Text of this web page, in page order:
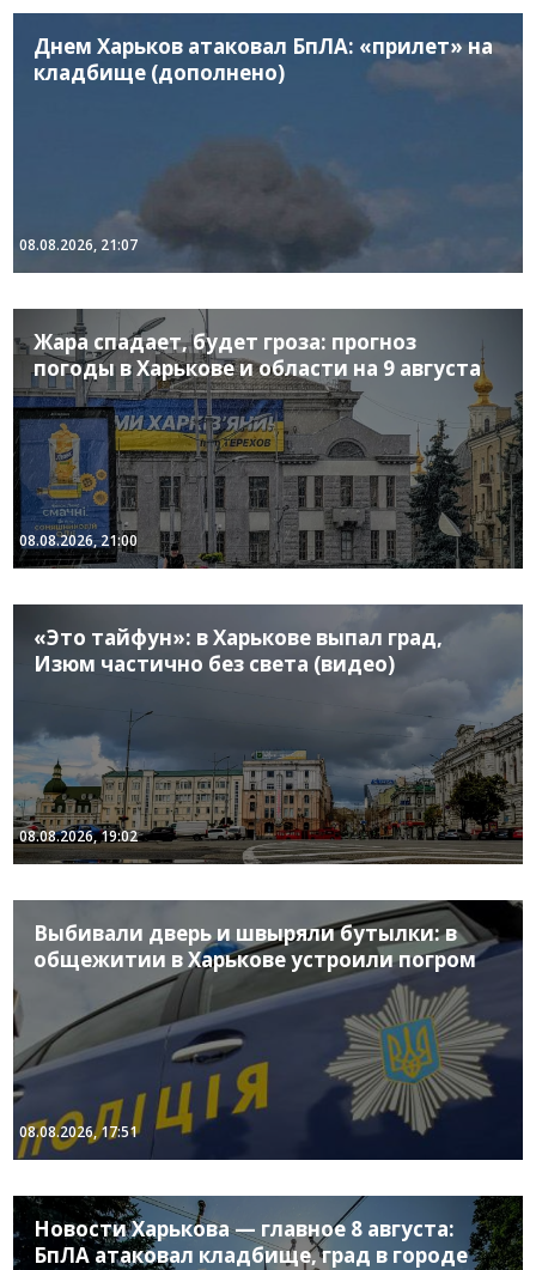
Днем Харьков атаковал БпЛА: «прилет» на
кладбище (дополнено)
08.08.2026, 21:07
Жара спадает, будет гроза: прогноз
погоды в Харькове и области на 9 августа
08.08.2026, 21:00
«Это тайфун»: в Харькове выпал град,
Изюм частично без света (видео)
08.08.2026, 19:02
Выбивали дверь и швыряли бутылки: в
общежитии в Харькове устроили погром
08.08.2026, 17:51
Новости Харькова — главное 8 августа:
БпЛА атаковал кладбище, град в городе